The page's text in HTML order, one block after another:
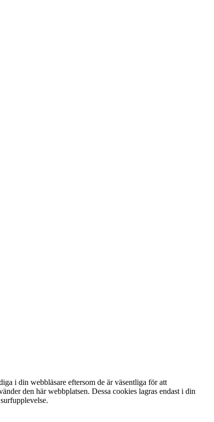
i din webbläsare eftersom de är väsentliga för att
den här webbplatsen. Dessa cookies lagras endast i din